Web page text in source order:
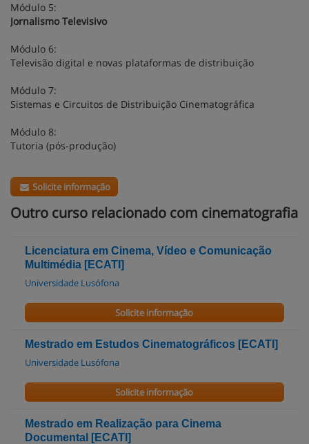
Módulo 5:
Jornalismo Televisivo
Módulo 6:
Televisão digital e novas plataformas de distribuição
Módulo 7:
Sistemas e Circuitos de Distribuição Cinematográfica
Módulo 8:
Tutoria (pós-produção)
Solicite informação
Outro curso relacionado com cinematografia
Licenciatura em Cinema, Vídeo e Comunicação
Multimédia [ECATI]
Universidade Lusófona
Solicite informação
Mestrado em Estudos Cinematográficos [ECATI]
Universidade Lusófona
Solicite informação
Mestrado em Realização para Cinema
Documental [ECATI]